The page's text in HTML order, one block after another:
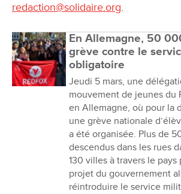
redaction@solidaire.org.
En Allemagne, 50
grève contre le
obligatoire
Jeudi 5 mars, une
mouvement de jeunes du
en Allemagne, où pour la
une grève nationale
a été organisée. Plus de
descendus dans les rues
130 villes à travers le pays
projet du gouvernement
réintroduire le service